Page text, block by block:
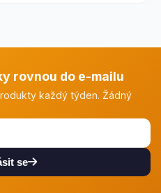
rovnou do e-mailu
každý týden. Žádný
se